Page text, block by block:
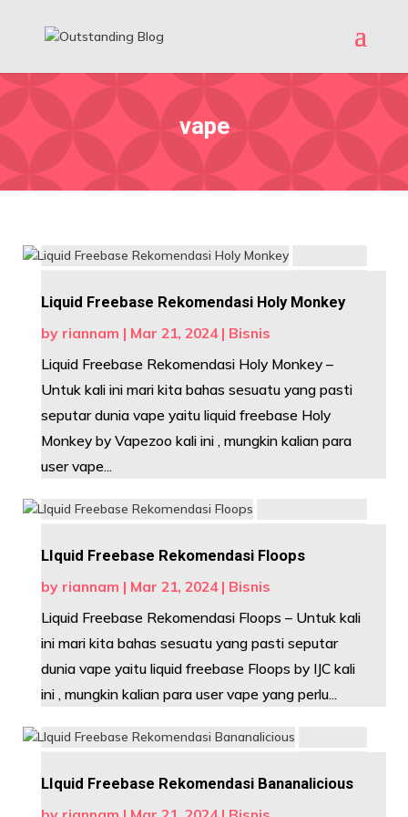
vape
Liquid Freebase Rekomendasi Holy Monkey
by riannam | Mar 21, 2024| Bisnis
Liquid Freebase Rekomendasi Holy Monkey –
Untuk kali ini mari kita bahas sesuatu yang pasti
seputar dunia vape yaitu liquid freebase Holy
Monkey by Vapezoo kali ini , mungkin kalian para
user vape...
LIquid Freebase Rekomendasi Floops
by riannam | Mar 21, 2024| Bisnis
Liquid Freebase Rekomendasi Floops – Untuk kali
ini mari kita bahas sesuatu yang pasti seputar
dunia vape yaitu liquid freebase Floops by IJC kali
ini , mungkin kalian para user vape yang perlu...
LIquid Freebase Rekomendasi Bananalicious